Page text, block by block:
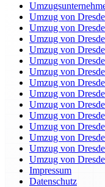
Umzug von
Umzug von
Umzug von
Umzug von
Umzug von
Umzug von
Umzug von
Umzug von
Umzug von
Umzug von
Umzug von
Umzug von
Umzug von
Umzug von
Impressum
Datenschutz